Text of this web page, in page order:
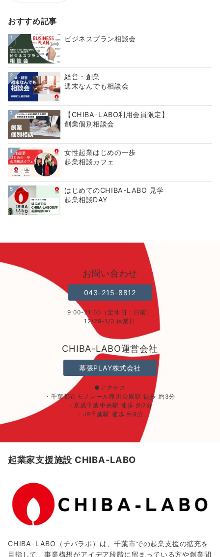
おすすめ記事
1 ビジネスプラン相談会
2
経営・創業
週末なんでも相談会
3
【CHIBA-LABO利用会員限定】
創業個別相談会
4
女性起業はじめの一歩
起業相談カフェ
5
はじめてのCHIBA-LABO 見学
起業相談DAY
お問い合わせ
043-215-8812
9:00-21:00（定休日：日曜）
12/29-1/3 休業日
CHIBA-LABO運営会社
幕張PLAY株式会社
●アクセス
・千葉都市モノレール葭川公園駅 徒歩 約3分
・京成千葉中央駅 徒歩 約7分
・JR千葉駅 徒歩 約9分
起業家支援施設 CHIBA-LABO
CHIBA-LABO（チバラボ）は、千葉市での起業支援の拡充を
目指して、事業構想がアイデア段階に留まっている方や創業間